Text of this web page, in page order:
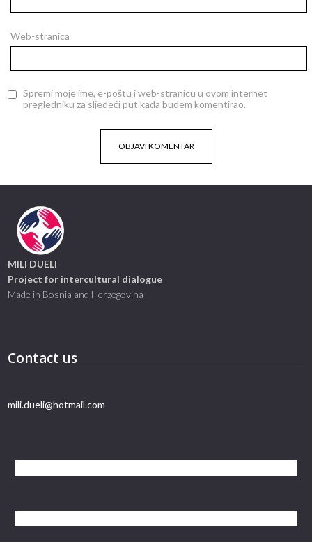
Web-stranica
Spremi moje ime, e-poštu i web-stranicu u ovom internet
pregledniku za sljedeći put kada budem komentirao.
MILI DUELI
Project for intercultural dialogue
Made in Bosnia and Herzegovina
Contact us
mili.dueli@hotmail.com